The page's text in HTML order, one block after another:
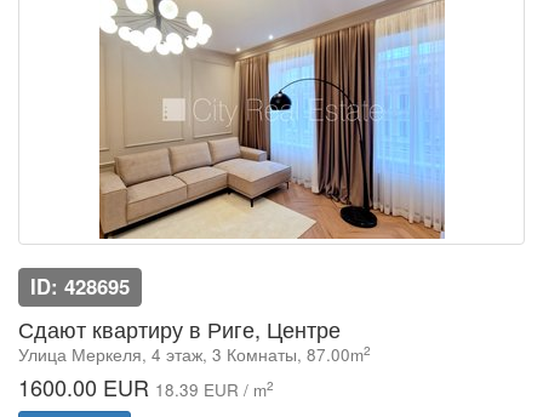
ID: 428695
Сдают квартиру в Риге, Центре
Улица Меркеля, 4 этаж, 3 Комнаты, 87.00m2
1600.00 EUR 18.39 EUR / m2